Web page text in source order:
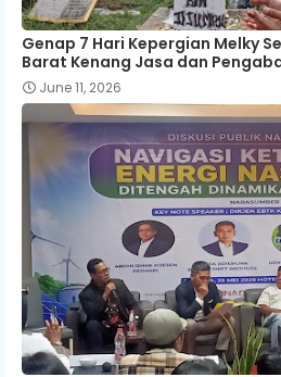
Genap 7 Hari Kepergian Melky
Barat Kenang Jasa dan
June 11, 2026